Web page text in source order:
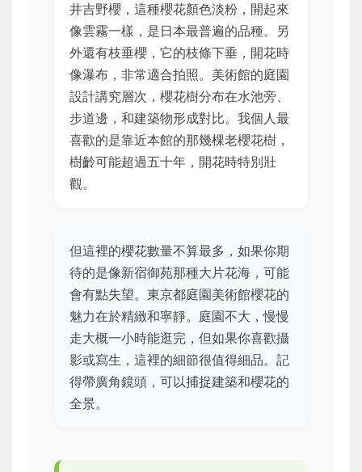
井吉野櫻，這種櫻花顏色淡粉，開起來
像雲霧一樣，是日本最普遍的品種。另
外還有枝垂櫻，它的枝條下垂，開花時
像瀑布，非常適合拍照。美術館的庭園
設計講究層次，櫻花樹分布在水池旁、
步道邊，和建築物形成對比。我個人最
喜歡的是靠近本館的那幾棵老櫻花樹，
樹齡可能超過五十年，開花時特別壯
觀。
但這裡的櫻花數量不算最多，如果你期
待的是像新宿御苑那種大片花海，可能
會有點失望。東京都庭園美術館櫻花的
魅力在於精緻和寧靜。庭園不大，慢慢
走大概一小時能逛完，但如果你喜歡攝
影或寫生，這裡的細節很值得細品。記
得帶廣角鏡頭，可以捕捉建築和櫻花的
全景。